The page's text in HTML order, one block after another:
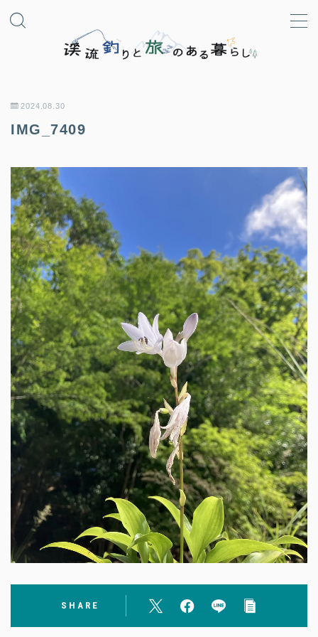
日本語
日本語
English
2024.08.30
IMG_7409
SHARE